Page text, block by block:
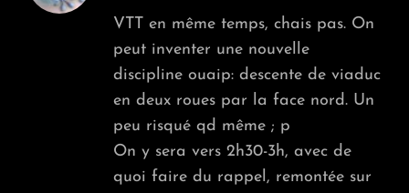
VTT en même temps, chais pas. On
peut inventer une nouvelle
discipline ouaip: descente de viaduc
en deux roues par la face nord. Un
peu risqué qd même ; p
On y sera vers 2h30-3h, avec de
quoi faire du rappel, remontée sur